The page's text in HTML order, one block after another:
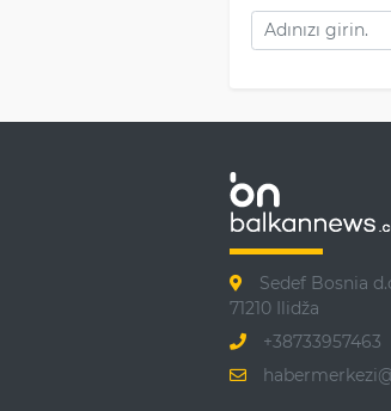
Sedef Bosnia
71210 Ilidža
+38733957463